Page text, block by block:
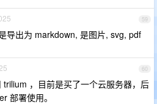
59
导出为 markdown, 是图片, svg, pdf
60
trilium ，目前是买了一个云服务器，后
部署使用。